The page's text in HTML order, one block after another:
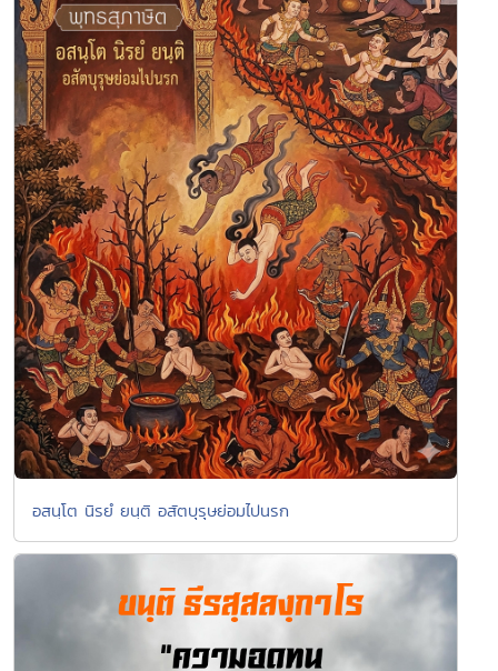
อสนฺโต นิรยํ ยนฺติ อสัตบุรุษย่อมไปนรก